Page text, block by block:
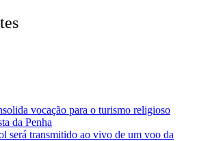
vocação para o turismo religioso
da Penha
será transmitido ao vivo de um voo da